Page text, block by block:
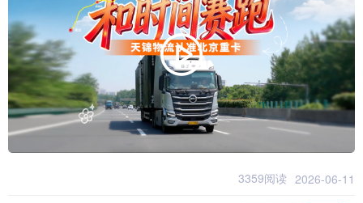
3359阅读 2026-06-11